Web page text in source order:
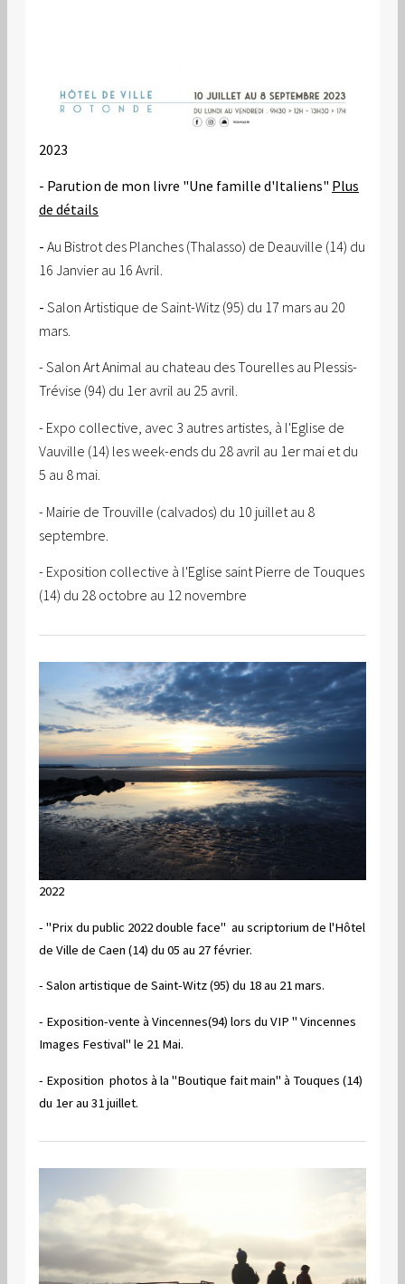
2023
- Parution de mon livre "Une famille d'Italiens" Plus
de détails
- Au Bistrot des Planches (Thalasso) de Deauville (14) du
16 Janvier au 16 Avril.
- Salon Artistique de Saint-Witz (95) du 17 mars au 20
mars.
- Salon Art Animal au chateau des Tourelles au Plessis-
Trévise (94) du 1er avril au 25 avril.
- Expo collective, avec 3 autres artistes, à l'Eglise de
Vauville (14) les week-ends du 28 avril au 1er mai et du
5 au 8 mai.
- Mairie de Trouville (calvados) du 10 juillet au 8
septembre.
- Exposition collective à l'Eglise saint Pierre de Touques
(14) du 28 octobre au 12 novembre
2022
- "Prix du public 2022 double face" au scriptorium de l'Hôtel
de Ville de Caen (14) du 05 au 27 février.
- Salon artistique de Saint-Witz (95) du 18 au 21 mars.
- Exposition-vente à Vincennes(94) lors du VIP " Vincennes
Images Festival" le 21 Mai.
- Exposition photos à la "Boutique fait main" à Touques (14)
du 1er au 31 juillet.